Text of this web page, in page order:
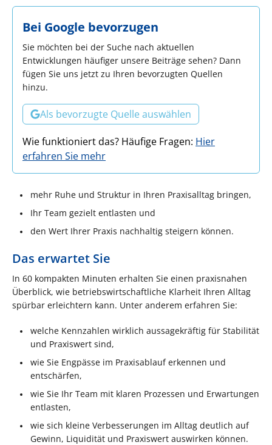
Bei Google bevorzugen
Sie möchten bei der Suche nach aktuellen
Entwicklungen häufiger unsere Beiträge sehen? Dann
fügen Sie uns jetzt zu Ihren bevorzugten Quellen
hinzu.
Als bevorzugte Quelle auswählen
Wie funktioniert das? Häufige Fragen: Hier
erfahren Sie mehr
mehr Ruhe und Struktur in Ihren Praxisalltag bringen,
Ihr Team gezielt entlasten und
den Wert Ihrer Praxis nachhaltig steigern können.
Das erwartet Sie
In 60 kompakten Minuten erhalten Sie einen praxisnahen
Überblick, wie betriebswirtschaftliche Klarheit Ihren Alltag
spürbar erleichtern kann. Unter anderem erfahren Sie:
welche Kennzahlen wirklich aussagekräftig für Stabilität
und Praxiswert sind,
wie Sie Engpässe im Praxisablauf erkennen und
entschärfen,
wie Sie Ihr Team mit klaren Prozessen und Erwartungen
entlasten,
wie sich kleine Verbesserungen im Alltag deutlich auf
Gewinn, Liquidität und Praxiswert auswirken können.